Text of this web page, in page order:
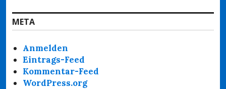
META
Anmelden
Eintrags-Feed
Kommentar-Feed
WordPress.org